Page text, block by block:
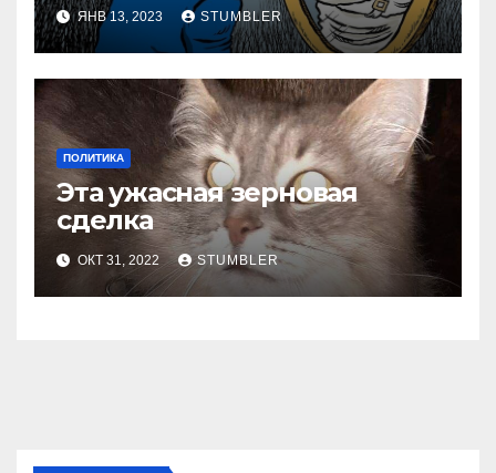
ЯНВ 13, 2023 STUMBLER
ПОЛИТИКА
Эта ужасная зерновая
сделка
ОКТ 31, 2022 STUMBLER